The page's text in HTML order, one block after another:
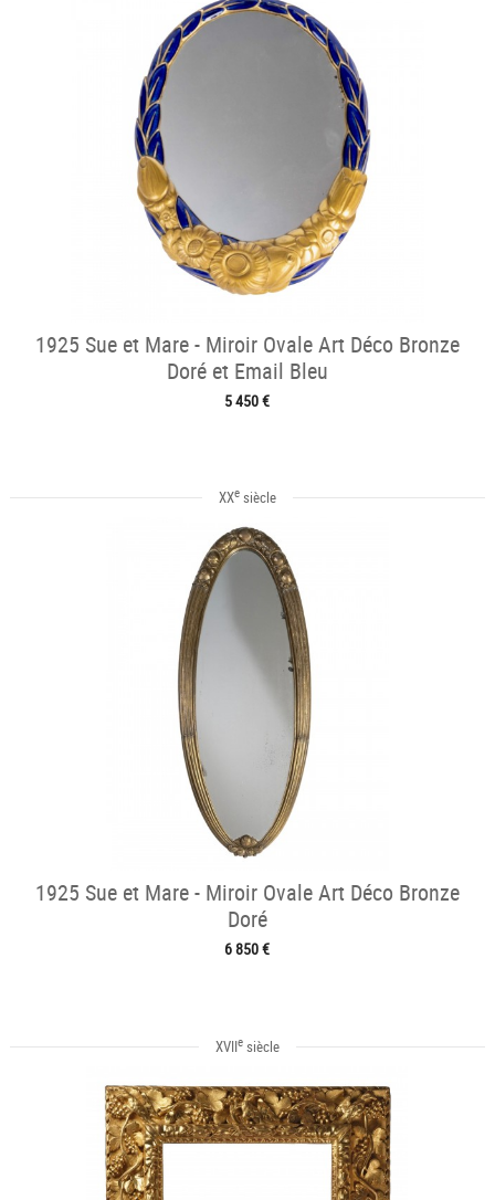
1925 Sue et Mare - Miroir Ovale Art Déco Bronze
Doré et Email Bleu
5 450 €
XXesiècle
1925 Sue et Mare - Miroir Ovale Art Déco Bronze
Doré
6 850 €
XVIIesiècle